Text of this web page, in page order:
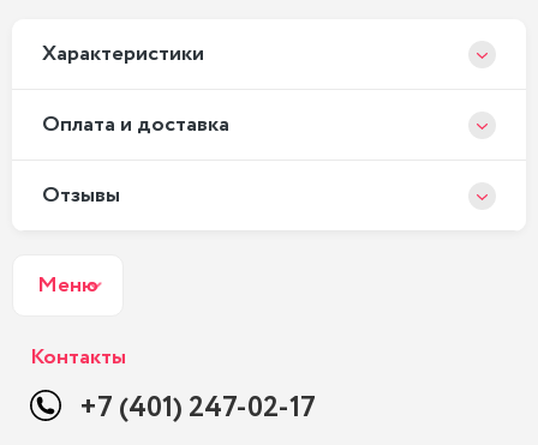
Xарактеристики
Оплата и доставка
Отзывы
Меню
Контакты
+7 (401) 247-02-17